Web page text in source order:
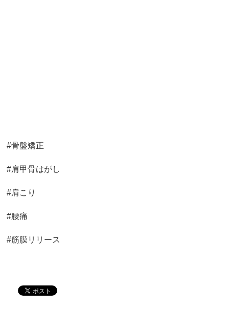
#骨盤矯正
#肩甲骨はがし
#肩こり
#腰痛
#筋膜リリース